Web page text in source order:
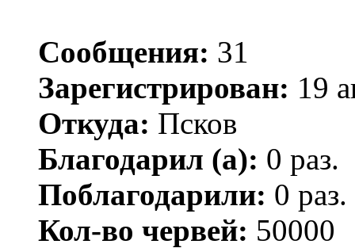
Сообщения: 31
Зарегистрирован: 19
Откуда: Псков
Благодарил (а): 0 раз.
Поблагодарили: 0 раз.
Кол-во червей: 50000